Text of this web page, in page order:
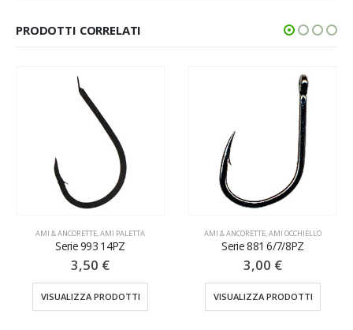
PRODOTTI CORRELATI
AMI & ANCORETTE,AMI PALETTA
Serie 993 14PZ
3,50 €
VISUALIZZA PRODOTTI
AMI & ANCORETTE,AMI OCCHIELLO
Serie 881 6/7/8PZ
3,00 €
VISUALIZZA PRODOTTI